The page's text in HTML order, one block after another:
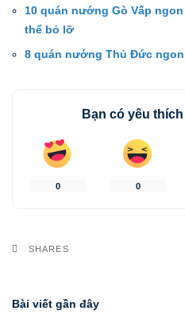
10 quán nướng Gò Vấp
thể bỏ lỡ
8 quán nướng Thủ Đức
Bạn có yêu
0 0
SHARES
Bài viết gần đây